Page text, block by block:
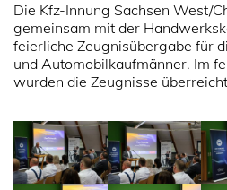
Die Kfz-Innung Sachsen West/
gemeinsam mit der
feierliche Zeugnisübergabe für
und Automobilkaufmänner. Im
wurden die Zeugnisse